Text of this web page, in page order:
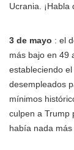
Ucrania. ¡Habla
3 de mayo : el
más bajo en 49
estableciendo
desempleados
mínimos
culpen a Trump
había nada